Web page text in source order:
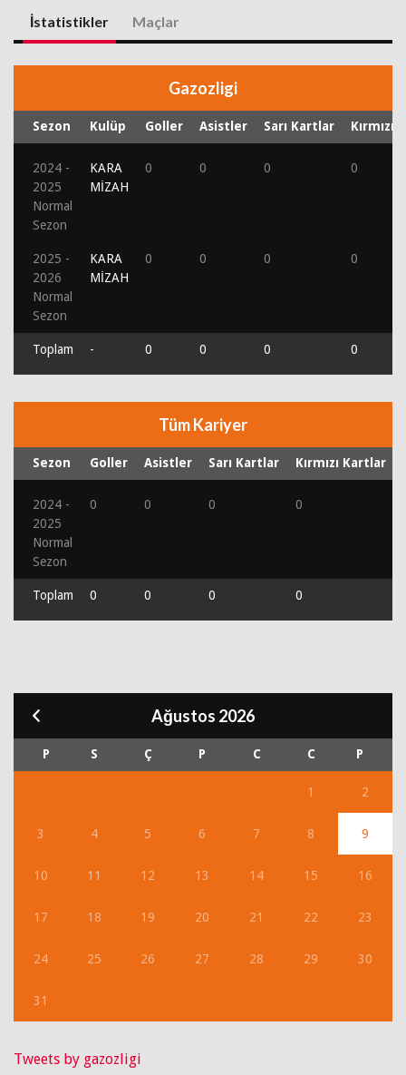
İstatistikler Maçlar
Gazozligi
Sezon Kulüp Goller Asistler Sarı Kartlar Kırmızı
2024 -
2025
Normal
Sezon
KARA
MİZAH
0 0 0 0
2025 -
2026
Normal
Sezon
KARA
MİZAH
0 0 0 0
Toplam - 0 0 0 0
Tüm Kariyer
Sezon Goller Asistler Sarı Kartlar Kırmızı Kartlar
2024 -
2025
Normal
Sezon
0 0 0 0
Toplam 0 0 0 0
Ağustos 2026
P S Ç P C C P
1 2
3 4 5 6 7 8 9
10 11 12 13 14 15 16
17 18 19 20 21 22 23
24 25 26 27 28 29 30
31
Tweets by gazozligi